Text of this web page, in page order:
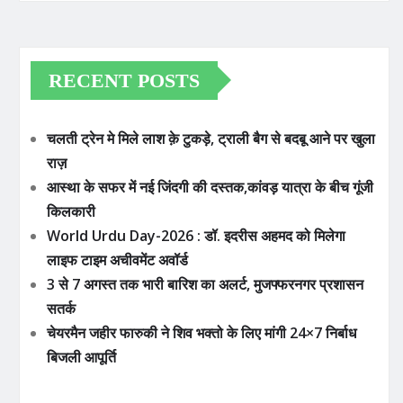
RECENT POSTS
चलती ट्रेन मे मिले लाश क़े टुकड़े, ट्राली बैग से बदबू आने पर खुला
राज़
आस्था के सफर में नई जिंदगी की दस्तक,कांवड़ यात्रा के बीच गूंजी
किलकारी
World Urdu Day-2026 : डॉ. इदरीस अहमद को मिलेगा
लाइफ टाइम अचीवमेंट अवॉर्ड
3 से 7 अगस्त तक भारी बारिश का अलर्ट, मुजफ्फरनगर प्रशासन
सतर्क
चेयरमैन जहीर फारुकी ने शिव भक्तो के लिए मांगी 24×7 निर्बाध
बिजली आपूर्ति